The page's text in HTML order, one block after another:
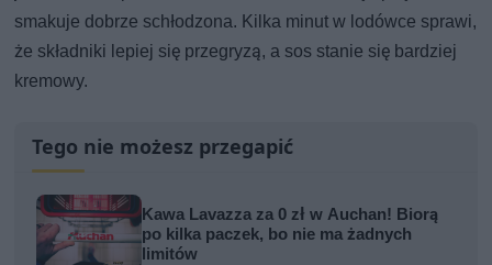
smakuje dobrze schłodzona. Kilka minut w lodówce sprawi,
że składniki lepiej się przegryzą, a sos stanie się bardziej
kremowy.
Tego nie możesz przegapić
Kawa Lavazza za 0 zł w Auchan! Biorą
po kilka paczek, bo nie ma żadnych
limitów